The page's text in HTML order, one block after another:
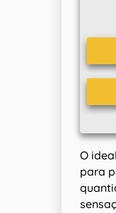
O
para